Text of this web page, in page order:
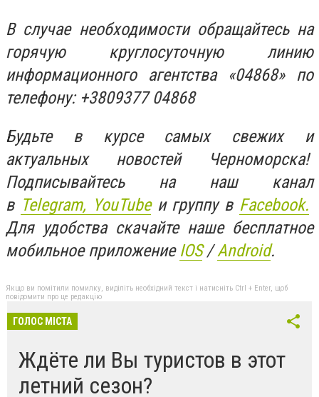
В случае необходимости обращайтесь на
горячую круглосуточную линию
информационного агентства «04868» по
телефону: +3809377 04868
Будьте в курсе самых свежих и
актуальных новостей Черноморска!
Подписывайтесь на наш канал
в Telegram, YouTubeи группу в Facebook.
Для удобства скачайте наше бесплатное
мобильное приложение IOS/Android.
Якщо ви помітили помилку, виділіть необхідний текст і натисніть Ctrl + Enter, щоб
повідомити про це редакцію
ГОЛОС МІСТА
Ждёте ли Вы туристов в этот
летний сезон?